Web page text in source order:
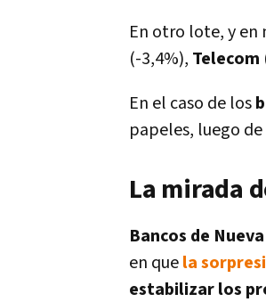
En otro lote, y en
(-3,4%), Telecom
En el caso de los
papeles, luego de
La mirada
Bancos de
en quela
estabilizar los